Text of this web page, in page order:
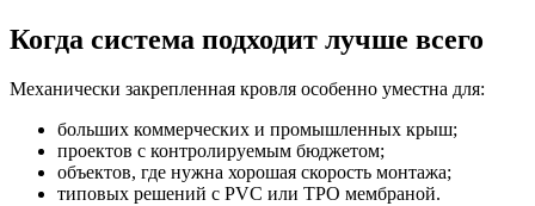
Когда система подходит лучше всего
Механически закрепленная кровля особенно уместна для:
больших коммерческих и промышленных крыш;
проектов с контролируемым бюджетом;
объектов, где нужна хорошая скорость монтажа;
типовых решений с PVC или TPO мембраной.